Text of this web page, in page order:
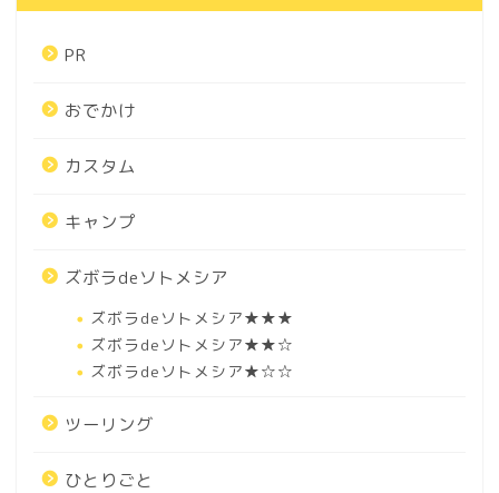
PR
おでかけ
カスタム
キャンプ
ズボラdeソトメシア
ズボラdeソトメシア★★★
ズボラdeソトメシア★★☆
ズボラdeソトメシア★☆☆
ツーリング
ひとりごと